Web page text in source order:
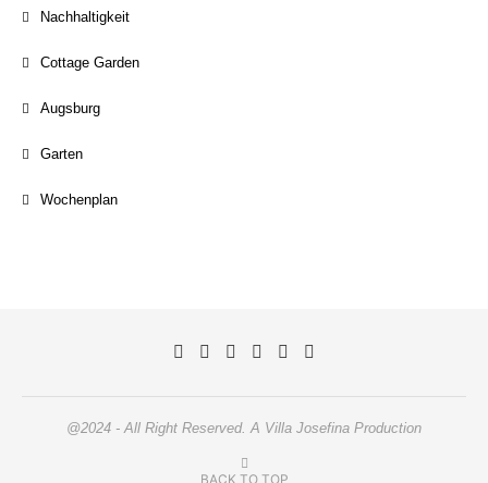
Nachhaltigkeit
Cottage Garden
Augsburg
Garten
Wochenplan
@2024 - All Right Reserved. A Villa Josefina Production
BACK TO TOP